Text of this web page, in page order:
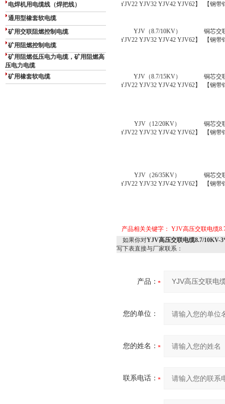
电焊机用电缆线（焊把线）
通用型橡套软电缆
矿用交联阻燃控制电缆
矿用阻燃控制电缆
矿用阻燃低压电力电缆，矿用阻燃高
压电力电缆
矿用橡套软电缆
【YJV22 YJV32 YJV42 YJV62】
【钢
YJV（8.7/10KV）
【YJV22 YJV32 YJV42 YJV62】
铜芯交
【钢
YJV（8.7/15KV）
【YJV22 YJV32 YJV42 YJV62】
铜芯交
【钢
YJV （ 12/20KV）
【YJV22 YJV32 YJV42 YJV62】
铜芯交
【钢
YJV （26/35KV）
【YJV22 YJV32 YJV42 YJV62】
铜芯交
【钢
产品相关关键字： YJV高压交联电缆
如果你对YJV高压交联电缆8.7/10KV-
写下表直接与厂家联系：
产品：
您的单位：
您的姓名：
联系电话：